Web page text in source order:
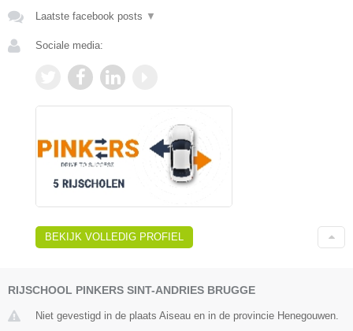
Laatste facebook posts ▼
Sociale media:
BEKIJK VOLLEDIG PROFIEL
RIJSCHOOL PINKERS SINT-ANDRIES BRUGGE
Niet gevestigd in de plaats Aiseau en in de provincie Henegouwen.